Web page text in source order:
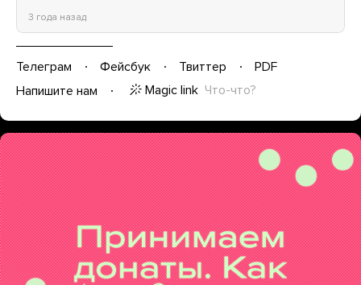
3 года назад
Телеграм Фейсбук Твиттер
PDF
Напишите нам
Magic link Что-что?